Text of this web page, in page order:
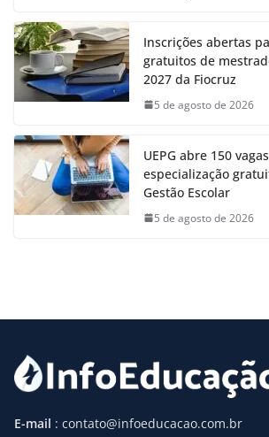
Inscrições abertas
gratuitos de
2027 da Fiocruz
5 de agosto de 2026
UEPG abre 150
especialização
Gestão Escolar
5 de agosto de 2026
E-mail : contato@infoeducacao.com.br